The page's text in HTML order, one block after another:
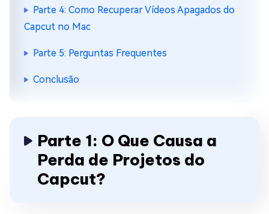
Parte 4: Como Recuperar Vídeos Apagados do
Capcut no Mac
Parte 5: Perguntas Frequentes
Conclusão
Parte 1: O Que Causa a
Perda de Projetos do
Capcut?